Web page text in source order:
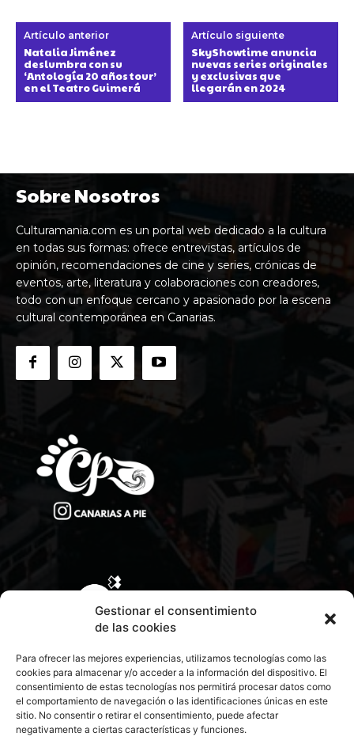
Gestionar el consentimiento
de las cookies
Para ofrecer las mejores experiencias, utilizamos tecnologías como las
cookies para almacenar y/o acceder a la información del dispositivo. El
consentimiento de estas tecnologías nos permitirá procesar datos como
el comportamiento de navegación o las identificaciones únicas en este
sitio. No consentir o retirar el consentimiento, puede afectar
negativamente a ciertas características y funciones.
Artículo anterior
Natalia Jiménez
deslumbra con su
‘Antología 20 años tour’
en el Teatro Guimerá
Artículo siguiente
SkyShowtime anuncia
nuevas series originales
y exclusivas que
llegarán en 2024
Sobre Nosotros
Culturamania.com es un portal web dedicado a la cultura
en todas sus formas: ofrece entrevistas, artículos de
opinión, recomendaciones de cine y series, crónicas de
eventos, arte, literatura y colaboraciones con creadores,
todo con un enfoque cercano y apasionado por la escena
cultural contemporánea en Canarias.
CONTACTA CON NOSOTROS